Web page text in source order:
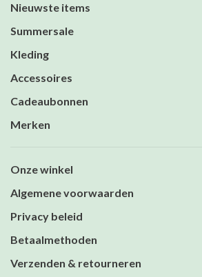
Nieuwste items
Summersale
Kleding
Accessoires
Cadeaubonnen
Merken
Onze winkel
Algemene voorwaarden
Privacy beleid
Betaalmethoden
Verzenden & retourneren